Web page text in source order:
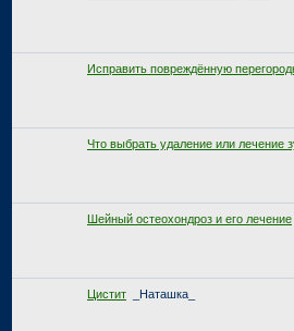
Исправить повреждённую
Что выбрать удаление или лечение
Шейный остеохондроз и его лечение
Цистит
_Наташка_